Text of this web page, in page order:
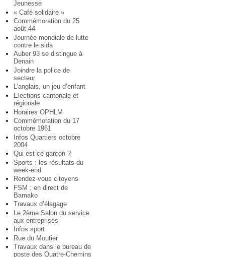
Jeunesse
« Café solidaire »
Commémoration du 25
août 44
Journée mondiale de lutte
contre le sida
Auber 93 se distingue à
Denain
Joindre la police de
secteur
L’anglais, un jeu d’enfant
Elections cantonale et
régionale
Horaires OPHLM
Commémoration du 17
octobre 1961
Infos Quartiers octobre
2004
Qui est ce garçon ?
Sports : les résultats du
week-end
Rendez-vous citoyens
FSM : en direct de
Bamako
Travaux d’élagage
Le 2ème Salon du service
aux entreprises
Infos sport
Rue du Moutier
Travaux dans le bureau de
poste des Quatre-Chemins